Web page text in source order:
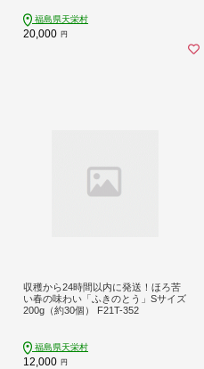
福島県天栄村
20,000 円
収穫から24時間以内に発送！ほろ苦
い春の味わい「ふきのとう」Sサイズ
200g（約30個） F21T-352
福島県天栄村
12,000 円